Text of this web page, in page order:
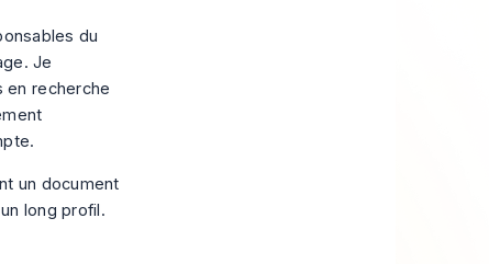
du
Je
en recherche
un document
long profil.